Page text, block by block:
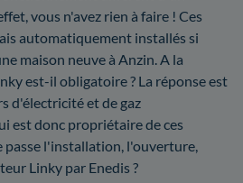
vous n'avez rien à faire ! Ces
automatiquement installés si
maison neuve à Anzin. A la
est-il obligatoire ? La réponse est
d'électricité et de gaz
est donc propriétaire de ces
passe l'installation, l'ouverture,
Linky par Enedis ?